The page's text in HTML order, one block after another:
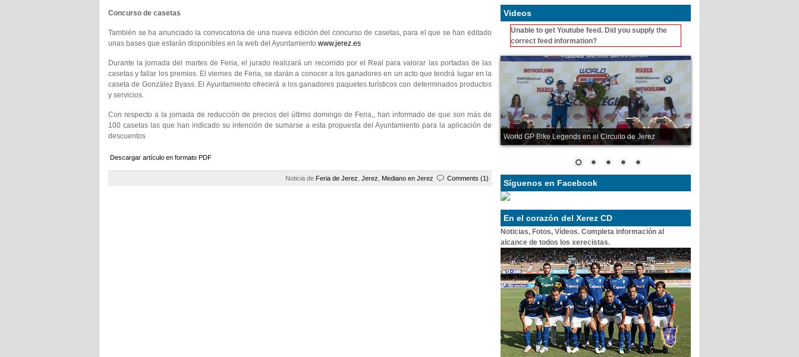
Concurso de casetas
También se ha anunciado la convocatoria de una nueva edición del concurso de casetas, para el que se han editado
unas bases que estarán disponibles en la web del Ayuntamiento www.jerez.es
Durante la jornada del martes de Feria, el jurado realizará un recorrido por el Real para valorar las portadas de las
casetas y fallar los premios. El viernes de Feria, se darán a conocer a los ganadores en un acto que tendrá lugar en la
caseta de González Byass. El Ayuntamiento ofrecerá a los ganadores paquetes turísticos con determinados productos
y servicios.
Con respecto a la jornada de reducción de precios del último domingo de Feria,, han informado de que son más de
100 casetas las que han indicado su intención de sumarse a esta propuesta del Ayuntamiento para la aplicación de
descuentos
Descargar artículo en formato PDF
Noticia de Feria de Jerez Jerez Mediano en Jerez Comments (1)
Videos
Unable to get Youtube feed. Did you supply the
correct feed information?
World GP Bike Legends en el Circuito de Jerez
Síguenos en Facebook
En el corazón del Xerez CD
Noticias, Fotos, Vídeos. Completa información al
alcance de todos los xerecistas.